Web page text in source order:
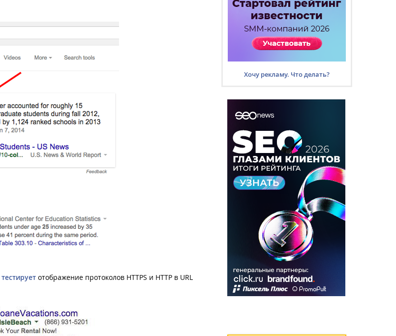
тестирует отображение протоколов HTTPS и HTTP в URL
Хочу рекламу. Что делать?